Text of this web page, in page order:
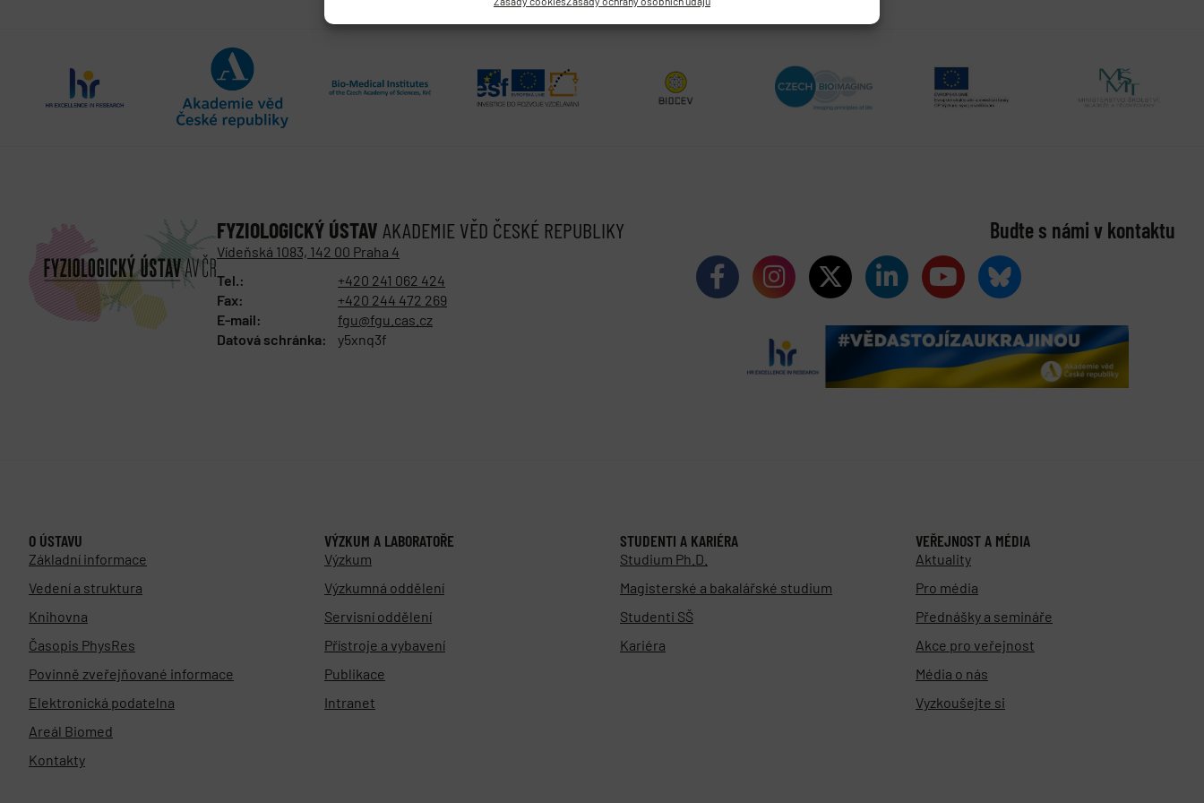
FYZIOLOGICKÝ ÚSTAV AKADEMIE VĚD ČESKÉ REPUBLIKY
Vídeňská 1083, 142 00 Praha 4
Tel.:
+420 241 062 424
Fax:
+420 244 472 269
E-mail:
fgu@fgu.cas.cz
Datová schránka:
y5xnq3f
Buďte s námi v kontaktu
O ÚSTAVU
Základní informace
Vedení a struktura
Knihovna
Časopis PhysRes
Povinně zveřejňované informace
Elektronická podatelna
Areál Biomed
Kontakty
VÝZKUM A LABORATOŘE
Výzkum
Výzkumná oddělení
Servisní oddělení
Přístroje a vybavení
Publikace
Intranet
STUDENTI A KARIÉRA
Studium Ph.D.
Magisterské a bakalářské studium
Studenti SŠ
Kariéra
VEŘEJNOST A MÉDIA
Aktuality
Pro média
Přednášky a semináře
Akce pro veřejnost
Média o nás
Vyzkoušejte si